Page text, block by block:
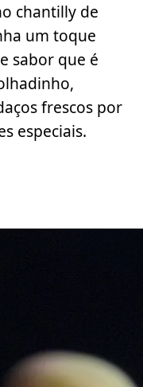
chantilly de
um toque
sabor que é
frescos por
especiais.